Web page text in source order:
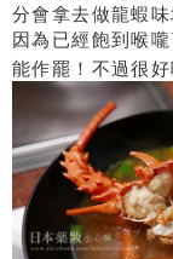
分會拿去做龍蝦
因為已經飽到喉
能作罷！不過很